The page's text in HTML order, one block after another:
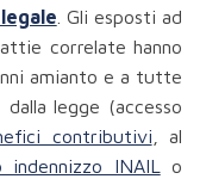
. Gli esposti ad
correlate hanno
amianto e a tutte
legge (accesso
contributivi , al
indennizzo INAIL o